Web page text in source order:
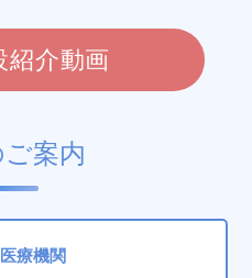
紹介動画
案内
療機関